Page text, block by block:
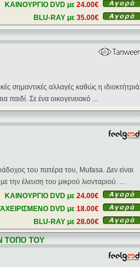
ΚΑΙΝΟΥΡΓΙΟ DVD με 24.00€
BLU-RAY με 35.00€
σημαντικές αλλαγές καθώς η ιδιοκτήτριά
παιδί. Σε ένα οικογενειακό ...
του πατέρα του, Mufasa. Δεν είναι
την έλευση του μικρού λιονταριού. ...
ΚΑΙΝΟΥΡΓΙΟ DVD με 24.00€
DVD με 18.00€
BLU-RAY με 28.00€
ΤΟΠO ΤΟΥ